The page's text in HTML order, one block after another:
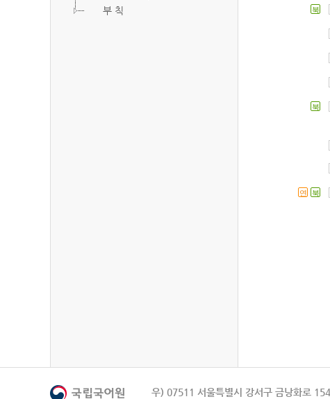
부 칙
북
북
연 북
우) 07511 서울특별시 강서구 금낭화로